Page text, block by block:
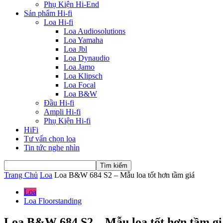
Phụ Kiện Hi-End
Sản phẩm Hi-fi
Loa Hi-fi
Loa Audiosolutions
Loa Yamaha
Loa Jbl
Loa Dynaudio
Loa Jamo
Loa Klipsch
Loa Focal
Loa B&W
Đầu Hi-fi
Ampli Hi-fi
Phụ Kiện Hi-fi
HiFi
Tư vấn chọn loa
Tin tức nghe nhìn
Trang Chủ Loa Loa B&W 684 S2 – Mẫu loa tốt hơn tầm giá
Loa
Loa Floorstanding